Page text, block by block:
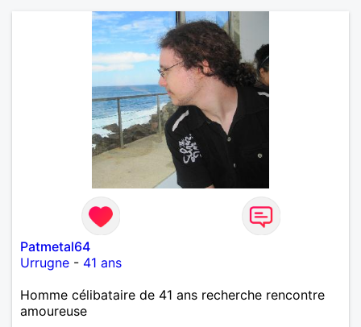
Patmetal64
Urrugne - 41 ans
Homme célibataire de 41 ans recherche rencontre
amoureuse